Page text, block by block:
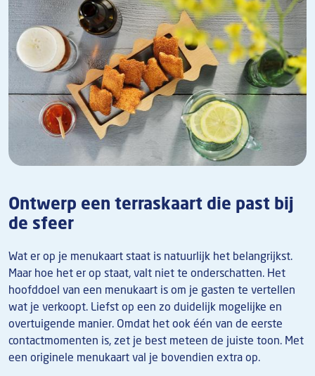
Ontwerp een terraskaart die past bij
de sfeer
Wat er op je menukaart staat is natuurlijk het belangrijkst.
Maar hoe het er op staat, valt niet te onderschatten. Het
hoofddoel van een menukaart is om je gasten te vertellen
wat je verkoopt. Liefst op een zo duidelijk mogelijke en
overtuigende manier. Omdat het ook één van de eerste
contactmomenten is, zet je best meteen de juiste toon. Met
een originele menukaart val je bovendien extra op.